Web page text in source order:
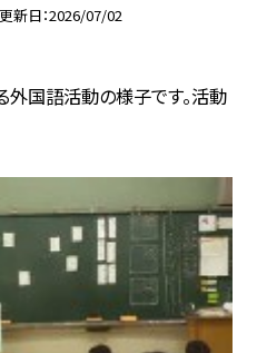
更新日 2026/07/02
外国語活動の様子です。 活動